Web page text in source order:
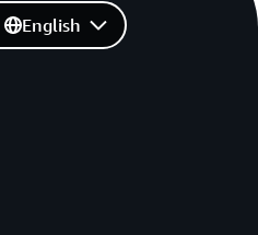
English